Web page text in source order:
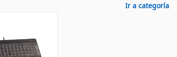
Ir a categoría